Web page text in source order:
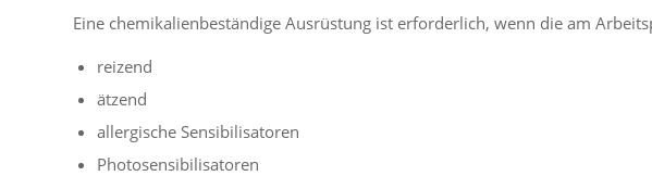
Eine chemikalienbeständige Ausrüstung ist erforderlich, wenn die am
reizend
ätzend
allergische Sensibilisatoren
Photosensibilisatoren